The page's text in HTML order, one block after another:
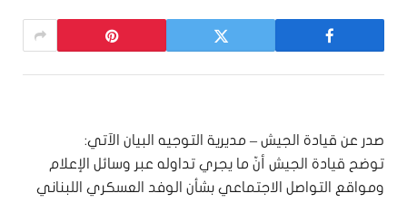
صدر عن قيادة الجيش – مديرية التوجيه البيان الآتي:
توضح قيادة الجيش أنّ ما يجري تداوله عبر وسائل الإعلام
ومواقع التواصل الاجتماعي بشأن الوفد العسكري اللبناني